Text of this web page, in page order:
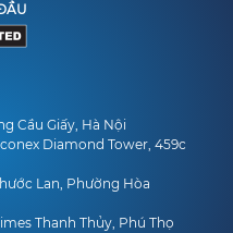
Cầu Giấy, Hà Nội
Diamond Tower, 459c
Lan, Phường Hòa
Thanh Thủy, Phú Thọ